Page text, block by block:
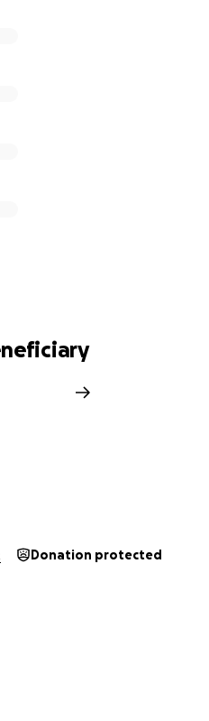
Donation protected